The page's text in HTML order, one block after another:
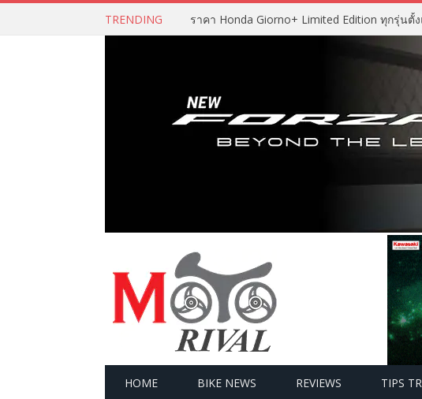
TRENDING ราคา Honda Giorno+ Limited Edition ทุกรุ่นตั้
HOME BIKE NEWS REVIEWS TIPS